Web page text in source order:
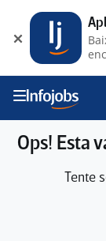
Ops! Esta
Tente